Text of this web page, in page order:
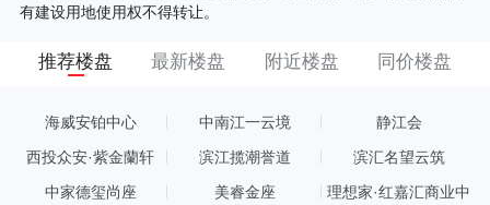
有建设用地使用权不得转让。
推荐楼盘 最新楼盘 附近楼盘 同价楼盘
海威安铂中心 中南江一云境 静江会
西投众安·紫金蘭轩 滨江揽潮誉道 滨汇名望云筑
中家德玺尚座 美睿金座
理想家·红嘉汇商业中